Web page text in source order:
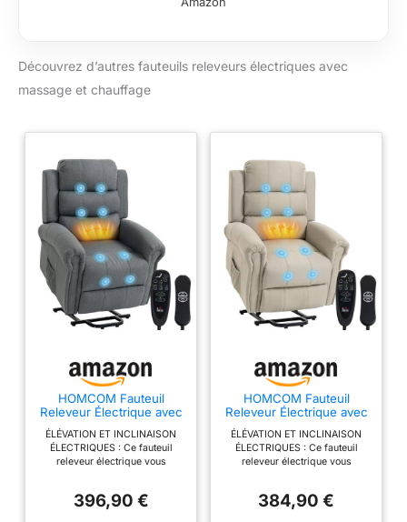
chargement du
commodité
est équipé de 8
points de massage
par vibration, ciblant
le dos, les lombaires,
les cuisses et les
jambes. Il offre
également un
chauffage lombaire et
cinq modes de
CONFORT
EXCEPTIONNEL :
Fabriqué avec un
rembourrage en
ressorts ensachés
pour un soutien
releveur offre des
Découvrez d’autres fauteuils releveurs électriques avec
massage et chauffage
HOMCOM Fauteuil
Releveur Électrique avec
Massage Chauffage Ports
USB Gris
ÉLÉVATION ET INCLINAISON
ÉLECTRIQUES : Ce fauteuil
releveur électrique vous
aider à vous mettre debout sans
396,90 €
HOMCOM Fauteuil
Releveur Électrique avec
Massage Chauffage Ports
USB Beige
ÉLÉVATION ET INCLINAISON
ÉLECTRIQUES : Ce fauteuil
releveur électrique vous
aider à vous mettre debout sans
384,90 €